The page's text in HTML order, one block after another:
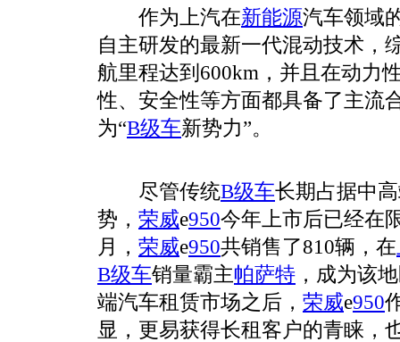
作为上汽在新能源汽车领域
自主研发的最新一代混动技术，
航里程达到600km，并且在动力
性、安全性等方面都具备了主流
为“B级车新势力”。
尽管传统B级车长期占据中
势， 荣威e950今年上市后已经在
月， 荣威e950共销售了810辆，在
B级车销量霸主帕萨特 ，成为该
端汽车租赁市场之后， 荣威e950
显，更易获得长租客户的青睐，